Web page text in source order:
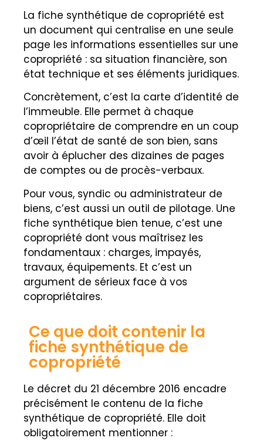
La fiche synthétique de copropriété est
un document qui centralise en une seule
page les informations essentielles sur une
copropriété : sa situation financière, son
état technique et ses éléments juridiques.
Concrètement, c’est la carte d’identité de
l’immeuble. Elle permet à chaque
copropriétaire de comprendre en un coup
d’œil l’état de santé de son bien, sans
avoir à éplucher des dizaines de pages
de comptes ou de procès-verbaux.
Pour vous, syndic ou administrateur de
biens, c’est aussi un outil de pilotage. Une
fiche synthétique bien tenue, c’est une
copropriété dont vous maîtrisez les
fondamentaux : charges, impayés,
travaux, équipements. Et c’est un
argument de sérieux face à vos
copropriétaires.
Ce que doit contenir la
fiche synthétique de
copropriété
Le décret du 21 décembre 2016 encadre
précisément le contenu de la fiche
synthétique de copropriété. Elle doit
obligatoirement mentionner :